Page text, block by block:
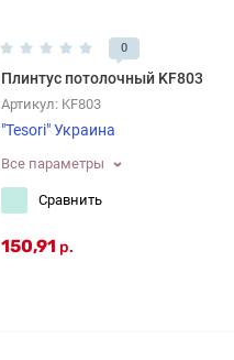
0
Плинтус потолочный KF803
Артикул: KF803
"Tesori" Украина
Все параметры
Сравнить
150,91 р.